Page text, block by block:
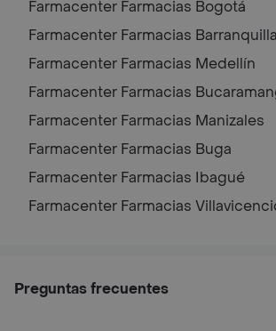
Farmacenter Farmacias Bogotá
Farmacenter Farmacias Barranquilla
Farmacenter Farmacias Medellín
Farmacenter Farmacias
Farmacenter Farmacias Manizales
Farmacenter Farmacias Buga
Farmacenter Farmacias Ibagué
Farmacenter Farmacias
Preguntas frecuentes